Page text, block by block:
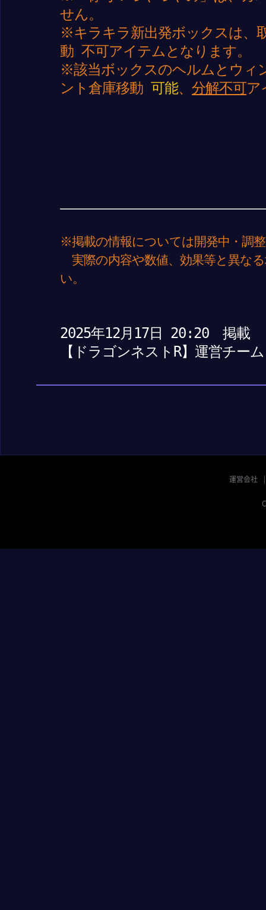
せん。
※キラキラ新出発ボックスは
動 不可アイテムとなります。
※該当ボックスのヘルムとウ
ント倉庫移動 可能、 分解不可ア
※掲載の情報については開発中・調
実際の内容や数値、効果等と異な
い。
2025年12月17日 20:20 掲載
【ドラゴンネストR】運営チーム
運営会社